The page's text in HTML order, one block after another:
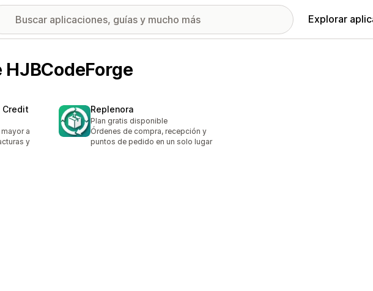
Explorar
Credit
a
y
Replenora
Plan gratis disponible
Órdenes de compra, recepción y
puntos de pedido en un solo lugar